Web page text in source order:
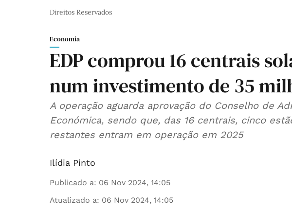
Direitos Reservados
Economia
EDP comprou 16 centrais
num investimento de 35
A operação aguarda aprovação do Conselho de Administração para Defesa
Económica, sendo que, das 16 centrais, cinco
restantes entram em operação em 2025
Ilídia Pinto
Publicado a: 06 Nov 2024, 14:05
Atualizado a: 06 Nov 2024, 14:05